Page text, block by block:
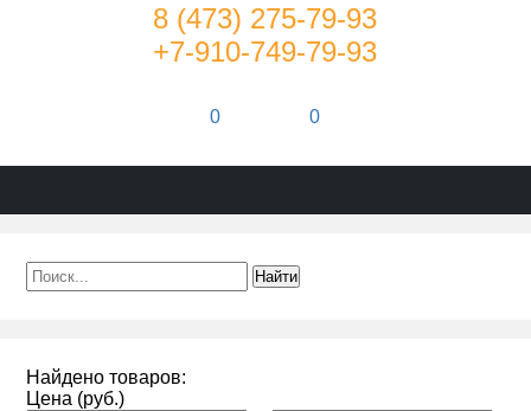
8 (473) 275-79-93
+7-910-749-79-93
0 0
Найдено товаров:
Цена (руб.)